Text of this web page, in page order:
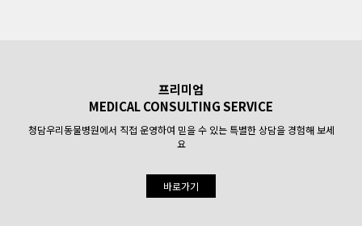
프리미엄
MEDICAL CONSULTING SERVICE
청담우리동물병원에서 직접 운영하여 믿을 수 있는 특별한 상담을 경험해 보세
요
바로가기